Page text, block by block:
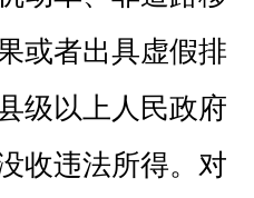
或者出具虚假排
级以上人民政府
收违法所得。对